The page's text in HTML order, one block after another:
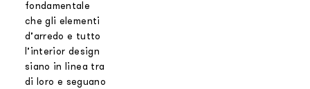
fondamentale
che gli elementi
d’arredo e tutto
l’interior design
siano in linea tra
di loro e seguano